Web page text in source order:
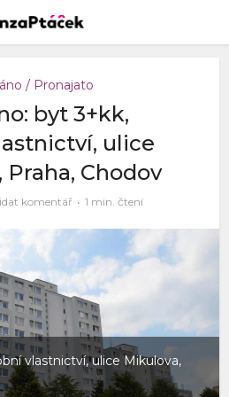
/ Pronajato
byt 3+kk,
ulice
Praha, Chodov
komentář 1 min. čtení
vlastnictví, ulice Mikulova,